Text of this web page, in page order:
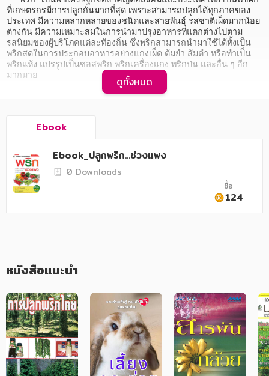
อาหาร สุขภาพ การแพทย์
ศิลปะ บันเทิง กีฬา ท่องเที่ยว
สังคม วัฒนธรรม การปกครอง ศาสนาและปรัชญา
ศาสนา และปรัชญา
การเงิน การลงทุน บริหาร
นิตยสาร หนังสือพิมพ์
ครอบครัว
เทคโนโลยี การสื่อสาร วิทยาศาสตร์
ภาษาศาสตร์
หนังสือเด็ก
การพัฒนาตนเอง
ความรู้ทั่วไป
ที่เกษตรกรมีการปลูกกันมากที่สุด เพราะสามารถปลูกได้ทุกภาคของ
ประเทศ มีความหลากหลายของชนิดและสายพันธุ์ รสชาติเผ็ดมากน้อย
ต่างกัน มีความเหมาะสมในการนำมาปรุงอาหารที่แตกต่างไปตาม
รสนิยมของผู้บริโภคแต่ละท้องถิ่น ซึ่งพริกสามารถนำมาใช้ได้ทั้งเป็น
พริกสดในการประกอบอาหารอย่างแกงเผ็ด ต้มยำ ส้มตำ หรือทำเป็น
พริกแห้ง แปรรูปเป็นซอสพริก พริกเครื่องแกง พริกป่น และอื่น ๆ อีก
มากมาย
หนังสือ "ปลูกพริก...ช่วงแพง" เล่มนี้ จึงได้รวบรวมแนวทางและ
พริกหนุ่ม / พริกมัน / พริกยำ พริกหยวก และพริกชี้ฟ้า พร้อมบท
ช่วยชี้แนะแนวทางรวยในแบบของแต่ละคน โดยในเล่มได้ให้เนื้อหา
อย่างละเอียด เข้าใจง่าย พร้อมภาพประกอบตลอดทั้งเล่ม เพื่อให้คุณได้
นำไปใช้เป็นแนวทางในการปลูกพริกเชิงพาณิชย์ต่อไป
ดูทั้งหมด
Ebook
Ebook_ปลูกพริก...ช่วงแพง
0 Downloads
ซื้อ
124
หนังสือแนะนำ